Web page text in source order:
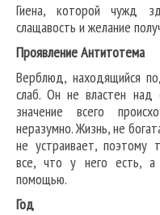
Гиена, которой чужд
слащавость и желание
Проявление Антитотема
Верблюд, находящийся
слаб. Он не властен над
значение всего
неразумно. Жизнь, не
не устраивает, поэтому
все, что у него есть,
помощью.
Год